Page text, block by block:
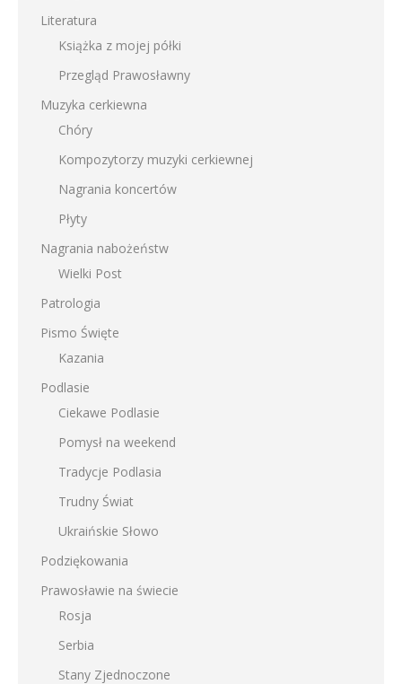
Literatura
Książka z mojej półki
Przegląd Prawosławny
Muzyka cerkiewna
Chóry
Kompozytorzy muzyki cerkiewnej
Nagrania koncertów
Płyty
Nagrania nabożeństw
Wielki Post
Patrologia
Pismo Święte
Kazania
Podlasie
Ciekawe Podlasie
Pomysł na weekend
Tradycje Podlasia
Trudny Świat
Ukraińskie Słowo
Podziękowania
Prawosławie na świecie
Rosja
Serbia
Stany Zjednoczone